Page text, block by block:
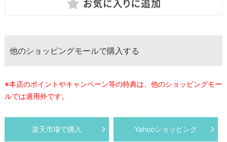
他のショッピングモールで購入する
※本店のポイントやキャンペーン等の特典は、他のショッピングモー
ルでは適用外です。
楽天市場で購入 Yahooショッピング